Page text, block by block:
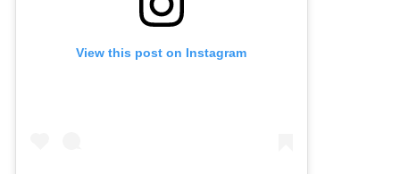
View this post on Instagram